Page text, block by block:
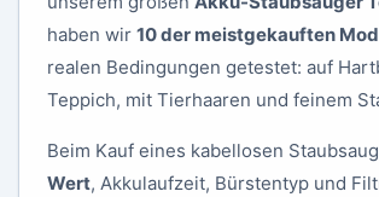
haben wir 10 der meistgekauften
realen Bedingungen getestet: auf
Teppich, mit Tierhaaren und feinem
Beim Kauf eines kabellosen
Wert, Akkulaufzeit, Bürstentyp und